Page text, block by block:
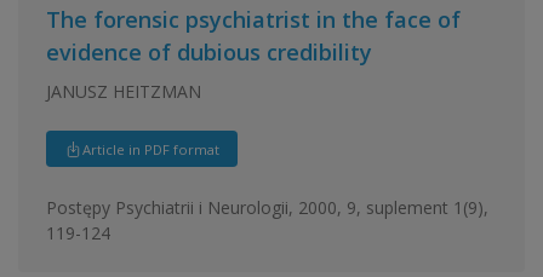
The forensic psychiatrist in the face of
evidence of dubious credibility
JANUSZ HEITZMAN
Article in PDF format
Postępy Psychiatrii i Neurologii, 2000, 9, suplement 1(9),
119-124